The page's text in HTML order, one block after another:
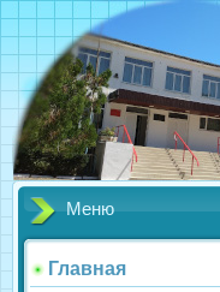
Меню
Главная